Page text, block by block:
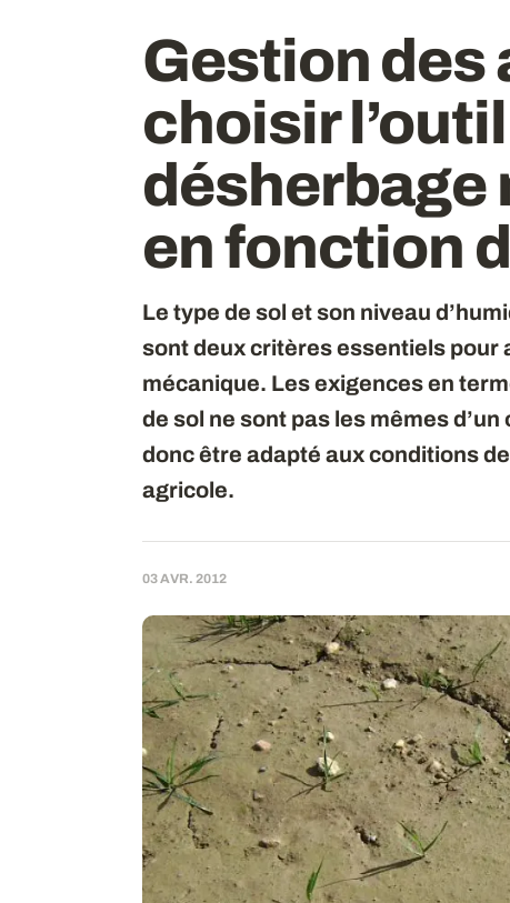
Gestion des
choisir
désherbage
en fonction
Le type de sol et son niveau
sont deux critères essentiels pour
mécanique. Les exigences en
de sol ne sont pas les mêmes
donc être adapté aux conditions
agricole.
03 AVR. 2012